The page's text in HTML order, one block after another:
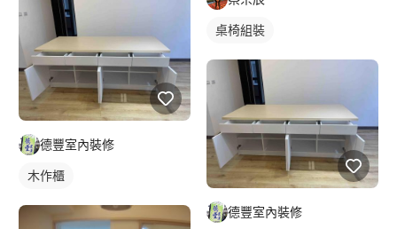
德豐室內裝修
木作櫃
桌椅組裝
德豐室內裝修